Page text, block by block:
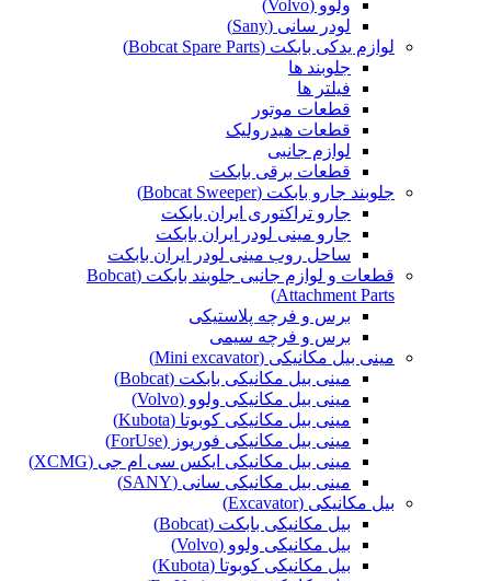
ولوو (Volvo)
لودر سانی (Sany)
لوازم یدکی بابکت (Bobcat Spare Parts)
جلوبند ها
فیلتر ها
قطعات موتور
قطعات هیدرولیک
لوازم جانبی
قطعات برقی بابکت
جلوبند جارو بابکت (Bobcat Sweeper)
جارو تراکتوری ایران بابکت
جارو مینی لودر ایران بابکت
ساحل روب مینی لودر ایران بابکت
قطعات و لوازم جانبی جلوبند بابکت (Bobcat
Attachment Parts)
برس و فرچه پلاستیکی
برس و فرچه سیمی
مینی بیل مکانیکی (Mini excavator)
مینی بیل مکانیکی بابکت (Bobcat)
مینی بیل مکانیکی ولوو (Volvo)
مینی بیل مکانیکی کوبوتا (Kubota)
مینی بیل مکانیکی فوریوز (ForUse)
مینی بیل مکانیکی ایکس سی ام جی (XCMG)
مینی بیل مکانیکی سانی (SANY)
بیل مکانیکی (Excavator)
بیل مکانیکی بابکت (Bobcat)
بیل مکانیکی ولوو (Volvo)
بیل مکانیکی کوبوتا (Kubota)